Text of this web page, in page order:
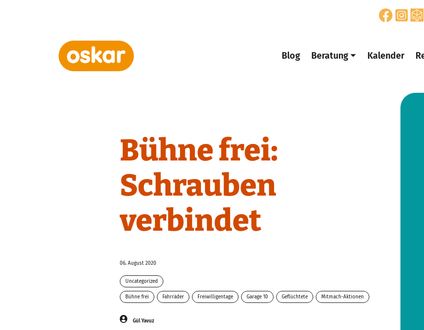
Hauptnavigation Blog Beratung Kalender
Bühne frei:
Schrauben
verbindet
06. August 2020
Uncategorized
Bühne frei Fahrräder Freiwilligentage Garage 10 Geflüchtete Mitmach-Aktionen
Gül Yavuz